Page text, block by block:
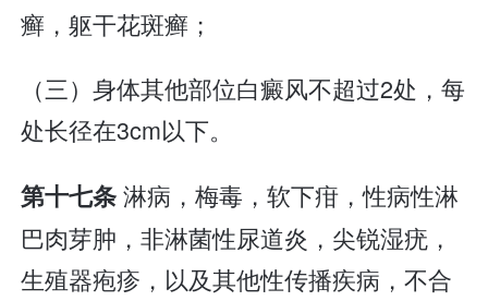
癣，躯干花斑癣；
（三）身体其他部位白癜风不超过2处，每
处长径在3cm以下。
第十七条淋病，梅毒，软下疳，性病性淋
巴肉芽肿，非淋菌性尿道炎，尖锐湿疣，
生殖器疱疹，以及其他性传播疾病，不合